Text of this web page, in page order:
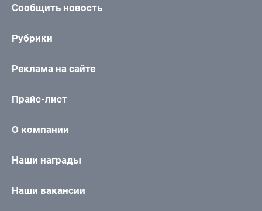
Сообщить новость
Рубрики
Реклама на сайте
Прайс-лист
О компании
Наши награды
Наши вакансии